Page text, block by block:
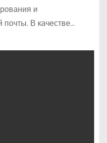
и
почты. В качестве…